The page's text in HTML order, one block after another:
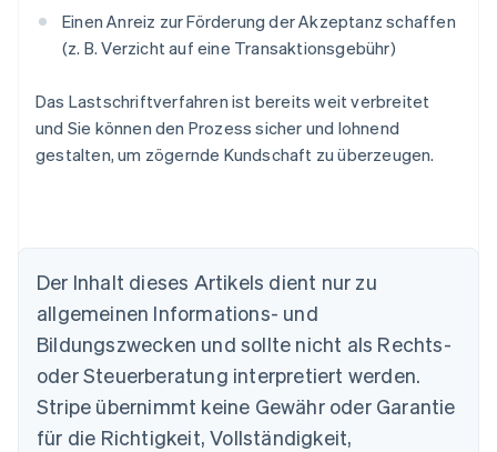
Einen Anreiz zur Förderung der Akzeptanz schaffen
(z. B. Verzicht auf eine Transaktionsgebühr)
Das Lastschriftverfahren ist bereits weit verbreitet
und Sie können den Prozess sicher und lohnend
gestalten, um zögernde Kundschaft zu überzeugen.
Der Inhalt dieses Artikels dient nur zu
allgemeinen Informations- und
Bildungszwecken und sollte nicht als Rechts-
oder Steuerberatung interpretiert werden.
Stripe übernimmt keine Gewähr oder Garantie
für die Richtigkeit, Vollständigkeit,
Australien
English
Belgien
Nederlands Français DeutschEnglish
Brasilien
PortuguêsEnglish